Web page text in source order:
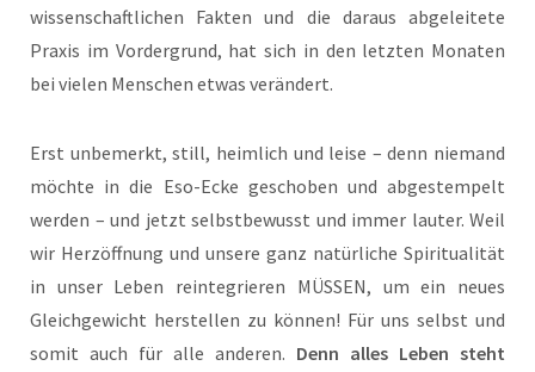
wissenschaftlichen Fakten und die daraus abgeleitete
Praxis im Vordergrund, hat sich in den letzten Monaten
bei vielen Menschen etwas verändert.
Erst unbemerkt, still, heimlich und leise – denn niemand
möchte in die Eso-Ecke geschoben und abgestempelt
werden – und jetzt selbstbewusst und immer lauter. Weil
wir Herzöffnung und unsere ganz natürliche Spiritualität
in unser Leben reintegrieren MÜSSEN, um ein neues
Gleichgewicht herstellen zu können! Für uns selbst und
somit auch für alle anderen. Denn alles Leben steht